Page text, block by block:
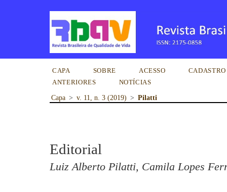
CAPA SOBRE ACESSO
CADASTRO
ANTERIORES
NOTÍCIAS
Capa > v. 11, n. 3 (2019) > Pilatti
Editorial
Luiz Alberto Pilatti, Camila Lopes